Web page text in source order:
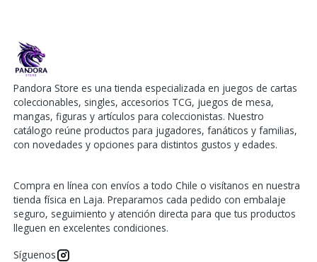
Pandora Store es una tienda especializada en juegos de cartas
coleccionables, singles, accesorios TCG, juegos de mesa,
mangas, figuras y artículos para coleccionistas. Nuestro
catálogo reúne productos para jugadores, fanáticos y familias,
con novedades y opciones para distintos gustos y edades.
Compra en línea con envíos a todo Chile o visítanos en nuestra
tienda física en Laja. Preparamos cada pedido con embalaje
seguro, seguimiento y atención directa para que tus productos
lleguen en excelentes condiciones.
Síguenos